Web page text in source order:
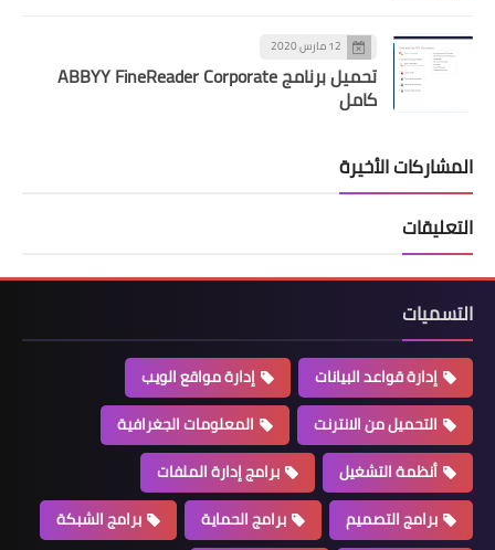
12 مارس 2020
تحميل برنامج ABBYY FineReader Corporate
كامل
المشاركات الأخيرة
التعليقات
التسميات
إدارة قواعد البيانات
إدارة مواقع الويب
التحميل من الانترنت
المعلومات الجغرافية
أنظمة التشغيل
برامج إدارة الملفات
برامج التصميم
برامج الحماية
برامج الشبكة